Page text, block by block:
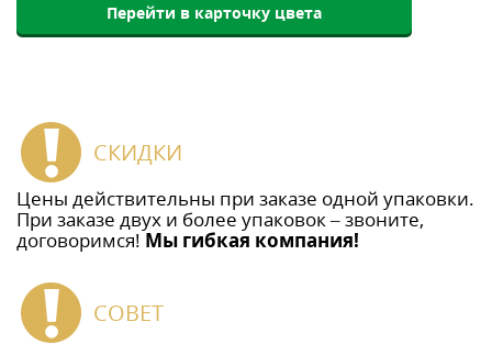
Перейти в карточку цвета
СКИДКИ
Цены действительны при заказе одной упаковки.
При заказе двух и более упаковок – звоните,
договоримся! Мы гибкая компания!
СОВЕТ